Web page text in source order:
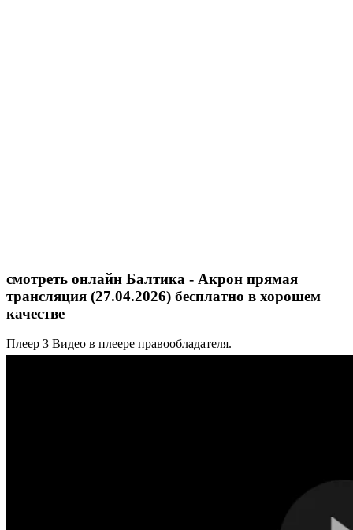
смотреть онлайн Балтика - Акрон прямая
трансляция (27.04.2026) бесплатно в хорошем
качестве
Плеер 3 Видео в плеере правообладателя.